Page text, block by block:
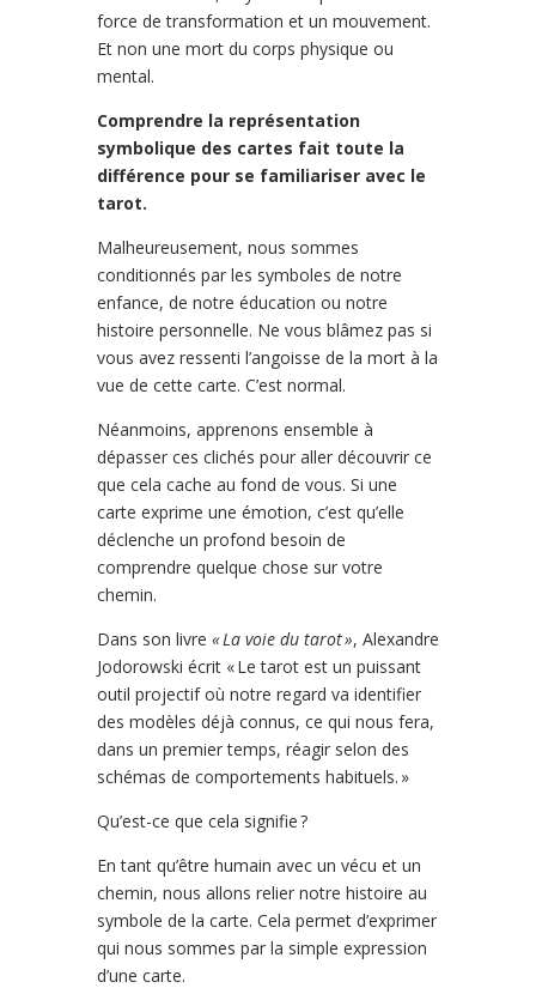
force de transformation et un mouvement.
Et non une mort du corps physique ou
mental.
Comprendre la représentation
symbolique des cartes fait toute la
différence pour se familiariser avec le
tarot.
Malheureusement, nous sommes
conditionnés par les symboles de notre
enfance, de notre éducation ou notre
histoire personnelle. Ne vous blâmez pas si
vous avez ressenti l’angoisse de la mort à la
vue de cette carte. C’est normal.
Néanmoins, apprenons ensemble à
dépasser ces clichés pour aller découvrir ce
que cela cache au fond de vous. Si une
carte exprime une émotion, c’est qu’elle
déclenche un profond besoin de
comprendre quelque chose sur votre
chemin.
Dans son livre « La voie du tarot », Alexandre
Jodorowski écrit « Le tarot est un puissant
outil projectif où notre regard va identifier
des modèles déjà connus, ce qui nous fera,
dans un premier temps, réagir selon des
schémas de comportements habituels. »
Qu’est-ce que cela signifie ?
En tant qu’être humain avec un vécu et un
chemin, nous allons relier notre histoire au
symbole de la carte. Cela permet d’exprimer
qui nous sommes par la simple expression
d’une carte.